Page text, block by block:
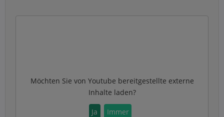
Möchten Sie von Youtube bereitgestellte externe
Inhalte laden?
Ja Immer